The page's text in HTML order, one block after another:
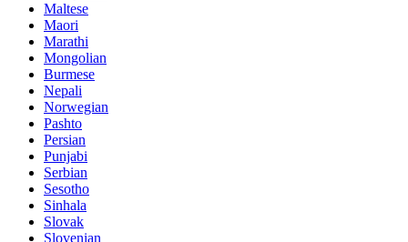
Maltese
Maori
Marathi
Mongolian
Burmese
Nepali
Norwegian
Pashto
Persian
Punjabi
Serbian
Sesotho
Sinhala
Slovak
Slovenian